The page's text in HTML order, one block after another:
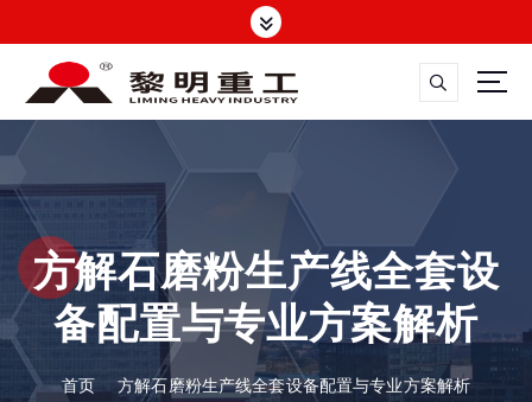
转
容 大修渣磨粉机，矿渣立磨
方解石磨粉生产线全套设
备配置与专业方案解析
首页 方解石磨粉生产线全套设备配置与专业方案解析